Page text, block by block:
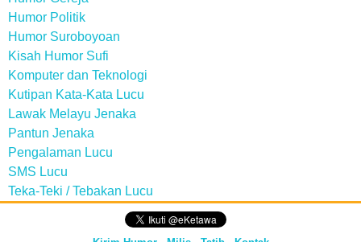
Humor Politik
Humor Suroboyoan
Kisah Humor Sufi
Komputer dan Teknologi
Kutipan Kata-Kata Lucu
Lawak Melayu Jenaka
Pantun Jenaka
Pengalaman Lucu
SMS Lucu
Teka-Teki / Tebakan Lucu